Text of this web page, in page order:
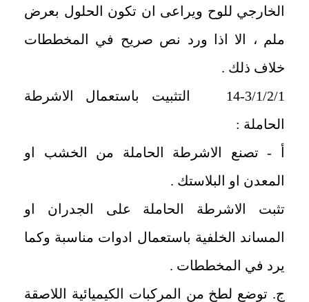
الخارجي للوح ويراعى ان تكون الحلول بعرض
ملم ، الا اذا ورد نص صريح في المخططات
خلاف ذلك .
14-3/1/2/1 التثبيت باستعمال الاشرطة
الحاملة :
أ - تصنع الاشرطة الحاملة من الخشب او
المعدن او البلاستك .
تثبت الاشرطة الحاملة على الجدران او
المساند الخلفية باستعمال ادوات مناسبة وكما
يرد في المخططات .
ج. توضع لطخ من المركبات الكيميائية اللاصقة